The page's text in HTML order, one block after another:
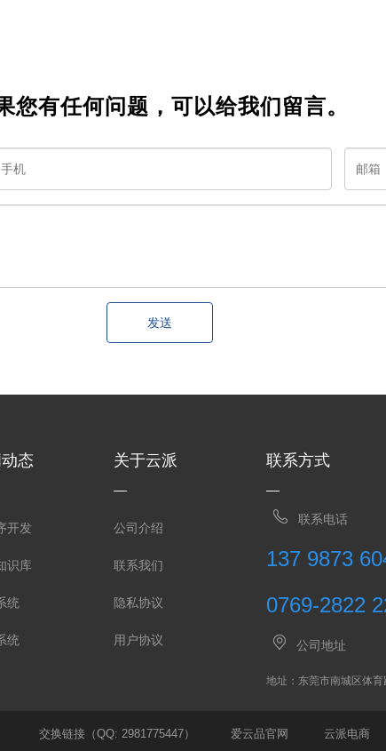
您有任何问题，可以给我们留言。
发送
态
开发
识库
统
统
关于云派
公司介绍
联系我们
隐私协议
用户协议
联系方式
联系电话
137 9873
0769-2822
公司地址
地址：东莞市南城区体育
交换链接（QQ: 2981775447） 爱云品官网 云派电商